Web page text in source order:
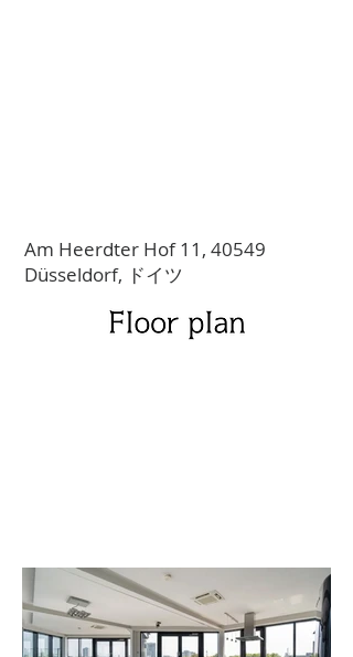
Am Heerdter Hof 11, 40549
Düsseldorf, ドイツ